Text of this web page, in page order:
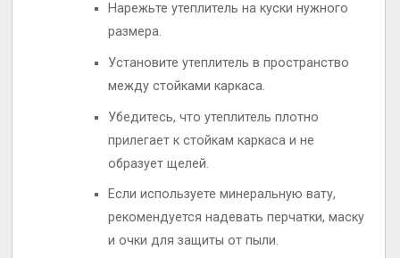
Нарежьте утеплитель на куски нужного
размера.
Установите утеплитель в пространство
между стойками каркаса.
Убедитесь, что утеплитель плотно
прилегает к стойкам каркаса и не
образует щелей.
Если используете минеральную вату,
рекомендуется надевать перчатки, маску
и очки для защиты от пыли.